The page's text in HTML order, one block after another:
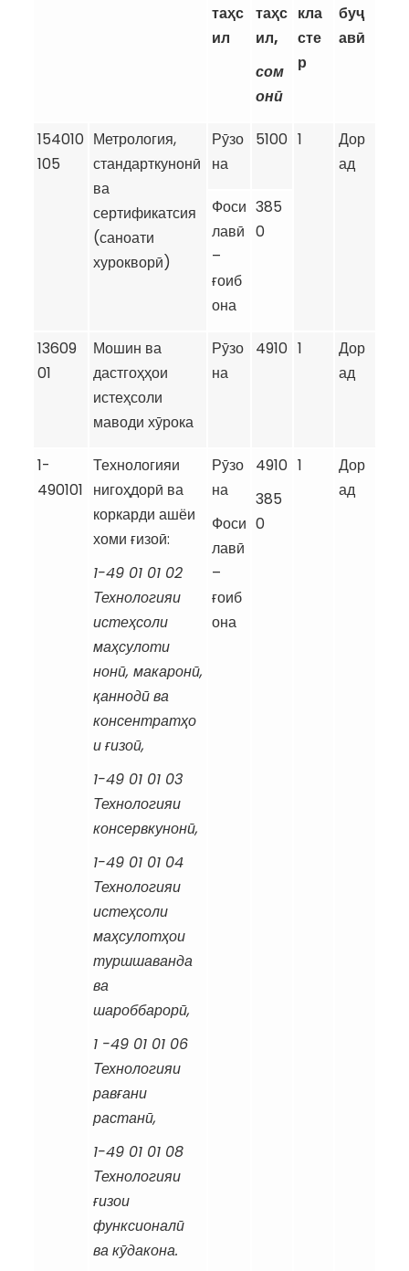
таҳс
ил
таҳс
ил,
сом
онӣ
кла
сте
р
буҷ
авӣ
154010
105
Метрология,
стандарткунонӣ
ва
сертификатсия
(саноати
хурокворӣ)
Рӯзо
на
5100 1
Дор
ад
Фоси
лавӣ
–
ғоиб
она
385
0
13609
01
Мошин ва
дастгоҳҳои
истеҳсоли
маводи хӯрока
Рӯзо
на
4910 1
Дор
ад
1-
490101
Технологияи
нигоҳдорӣ ва
коркарди ашёи
хоми ғизоӣ:
1-49 01 01 02
Технологияи
истеҳсоли
маҳсулоти
нонӣ, макаронӣ,
қаннодӣва
консентратҳо
иғизоӣ,
1-49 01 01 03
Технологияи
консервкунонӣ,
1-49 01 01 04
Технологияи
истеҳсоли
маҳсулотҳои
туршшаванда
ва
шароббарорӣ,
1 -49 01 01 06
Технологияи
равғани
растанӣ,
1-49 01 01 08
Технологияи
ғизои
функсионалӣ
вакӯдакона.
Рӯзо
на
Фоси
лавӣ
–
ғоиб
она
4910
385
0
1
Дор
ад